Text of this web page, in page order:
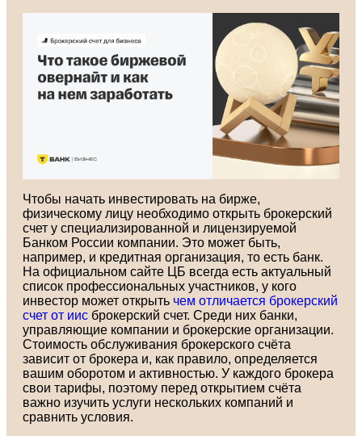
Чтобы начать инвестировать на бирже,
физическому лицу необходимо открыть брокерский
счет у специализированной и лицензируемой
Банком России компании. Это может быть,
например, и кредитная организация, то есть банк.
На официальном сайте ЦБ всегда есть актуальный
список профессиональных участников, у кого
инвестор может открыть чем отличается брокерский
счет от иис брокерский счет. Среди них банки,
управляющие компании и брокерские организации.
Стоимость обслуживания брокерского счёта
зависит от брокера и, как правило, определяется
вашим оборотом и активностью. У каждого брокера
свои тарифы, поэтому перед открытием счёта
важно изучить услуги нескольких компаний и
сравнить условия.